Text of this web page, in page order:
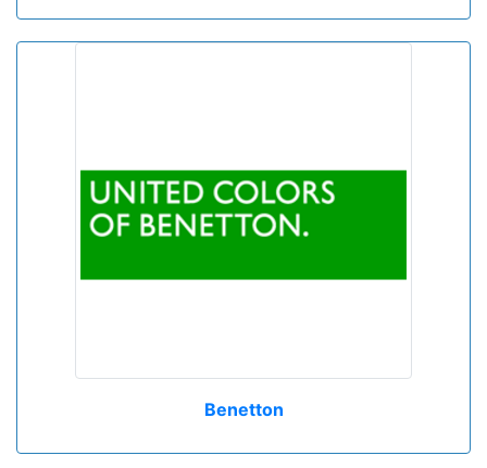
Benetton